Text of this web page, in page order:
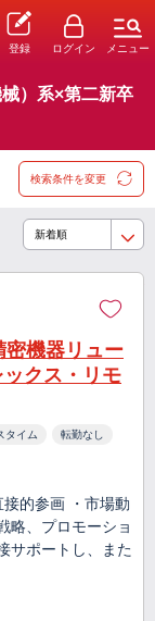
登録 ログイン メニュー
）系×第二新卒
検索条件を変更
密機器リュー
クス・リモ
タイム 転勤なし
的参画 ・市場動
略、プロモーショ
サポートし、また